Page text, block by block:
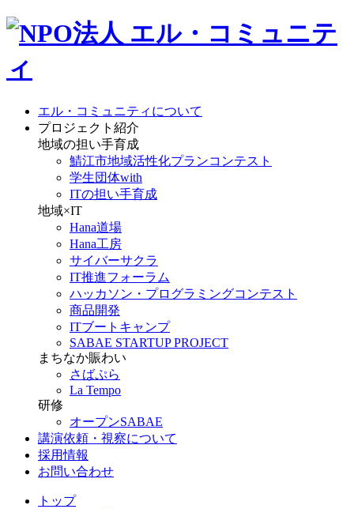
エル・コミュニティについて
プロジェクト紹介
地域の担い手育成
鯖江市地域活性化プランコンテスト
学生団体with
ITの担い手育成
地域×IT
Hana道場
Hana工房
サイバーサクラ
IT推進フォーラム
ハッカソン・プログラミングコンテスト
商品開発
ITブートキャンプ
SABAE STARTUP PROJECT
まちなか賑わい
さばぷら
La Tempo
研修
オープンSABAE
講演依頼・視察について
採用情報
お問い合わせ
トップ